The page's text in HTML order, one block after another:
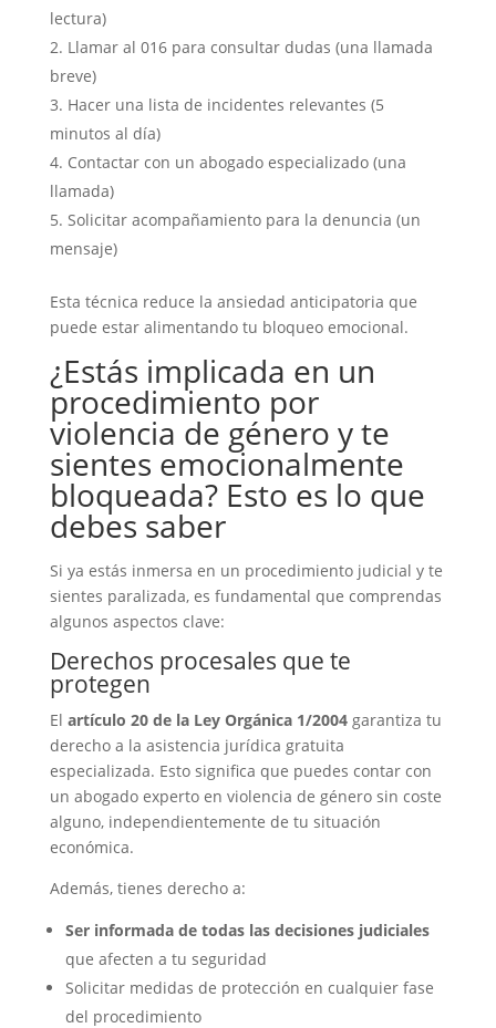
lectura)
Llamar al 016 para consultar dudas (una llamada
breve)
Hacer una lista de incidentes relevantes (5
minutos al día)
Contactar con un abogado especializado (una
llamada)
Solicitar acompañamiento para la denuncia (un
mensaje)
Esta técnica reduce la ansiedad anticipatoria que
puede estar alimentando tu bloqueo emocional.
¿Estás implicada en un
procedimiento por
violencia de género y te
sientes emocionalmente
bloqueada? Esto es lo que
debes saber
Si ya estás inmersa en un procedimiento judicial y te
sientes paralizada, es fundamental que comprendas
algunos aspectos clave:
Derechos procesales que te
protegen
El artículo 20 de la Ley Orgánica 1/2004garantiza tu
derecho a la asistencia jurídica gratuita
especializada. Esto significa que puedes contar con
un abogado experto en violencia de género sin coste
alguno, independientemente de tu situación
económica.
Además, tienes derecho a:
Ser informada de todas las decisiones judiciales
que afecten a tu seguridad
Solicitar medidas de protección en cualquier fase
del procedimiento